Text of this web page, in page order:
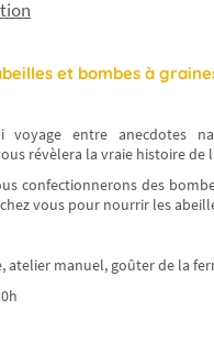
et bombes à
voyage entre anecdotes
révèlera la vraie histoire
confectionnerons des
vous pour nourrir les
atelier manuel, goûter de la